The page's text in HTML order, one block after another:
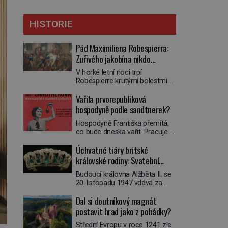
HISTORIE
Pád Maximiliena Robespierra:
Zuřivého jakobína nikdo
nelitoval?
V horké letní noci trpí
Robespierre krutými bolestmi.
víří kolotoč myšlenek. Když se
probere z mdlob, vzpomene si
na jednu z pařížských
jasnovidek, kterou před lety
navštívil. Prorokovala mu
vysmál. „Robespierre to
dotáhne hodně daleko,“
prohlásil o něm jiný významný
francouzský revolucionář,
Honoré de Mirabeau […]
Vařila prvorepubliková
hospodyně podle sandtnerek?
Hospodyně Františka přemítá,
co bude dneska vařit. Pracuje v
mlsný jazýček. Zalistuje proto
rychle v jedné ze „sandtnerek“.
„Zaplaťpánbůh, že už
nemusíme chodit s lístky,“
povzdechne si směrem ke
ruce. Ještě v prvních letech
nové republiky fungoval kvůli
nedostatku zboží přídělový
Úchvatné tiáry britské
královské rodiny: Svatební
klenot Alžbětě II. praskl
Budoucí královna Alžběta II. se
20. listopadu 1947 vdává za
Mountbattena. Aby měla na
obřad ve Westminsteru podle
tradice „něco vypůjčeného“, její
Dal si doutníkový magnát
postavit hrad jako z pohádky?
Střední Evropu v roce 1241 zle